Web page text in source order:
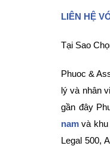
LIÊN HỆ
Tại Sao
Phuoc &
lý và nhân
gần đây
nam và
Legal 500,